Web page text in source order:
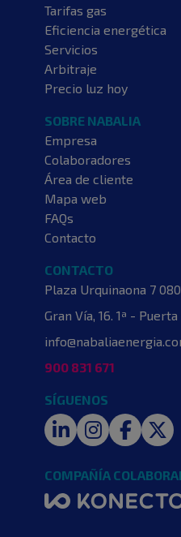
CONTACTO
Plaza Urquinaona 7
Gran Vía, 16. 1ª - Puerta
900 831 671
Tarifas gas
Eficiencia energética
Servicios
Arbitraje
Precio luz hoy
SOBRE NABALIA
Empresa
Colaboradores
Área de cliente
Mapa web
FAQs
Contacto
SÍGUENOS
LinkedInInstagram
COMPAÑÍA